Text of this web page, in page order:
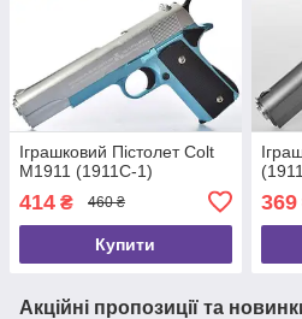
Іграшковий Пістолет Colt
M1911 (1911C-1)
414 ₴ 460 ₴
Купити
369
Акційні пропозиції та